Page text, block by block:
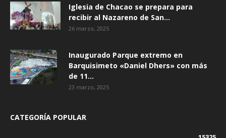
Iglesia de Chacao se prepara para
recibir al Nazareno de San...
26 marzo, 2025
Inaugurado Parque extremo en
Barquisimeto «Daniel Dhers» con más
de 11...
23 marzo, 2025
CATEGORÍA POPULAR